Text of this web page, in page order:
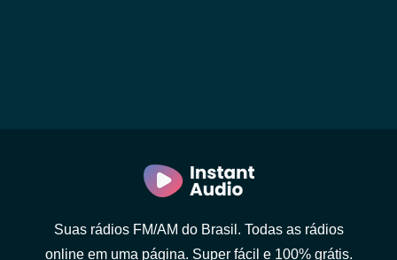
Suas rádios FM/AM do Brasil. Todas as rádios
online em uma página. Super fácil e 100% grátis.